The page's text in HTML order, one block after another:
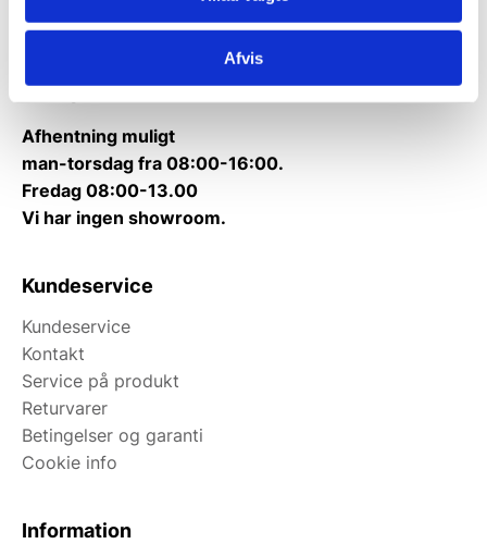
Afvis
Kontakt@wallshop.dk
Mandag til torsdag: 10:00 – 14:00.
Fredag: Telefonlukket.
Afhentning muligt
man-torsdag fra 08:00-16:00.
Fredag 08:00-13.00
Vi har ingen showroom.
Kundeservice
Kundeservice
Kontakt
Service på produkt
Returvarer
Betingelser og garanti
Cookie info
Information